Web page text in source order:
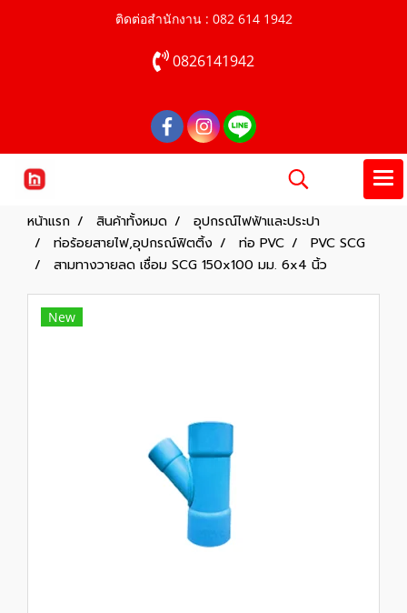
ติดต่อสำนักงาน : 082 614 1942
0826141942
หน้าแรก สินค้าทั้งหมด
อุปกรณ์ไฟฟ้าและประปา
ท่อร้อยสายไฟ,อุปกรณ์ฟิตติ้ง
ท่อ PVC
PVC SCG
สามทางวายลด เชื่อม SCG 150x100 มม. 6x4 นิ้ว
New